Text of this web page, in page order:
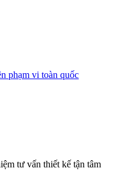
phạm vi toàn quốc
tư vấn thiết kế tận tâm